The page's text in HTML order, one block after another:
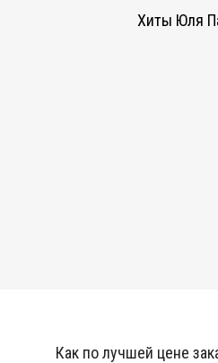
Хиты Юля
Как по лучшей цене